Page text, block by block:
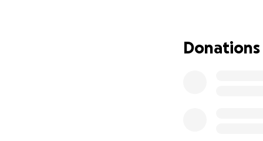
Le 30 août, de
Donations